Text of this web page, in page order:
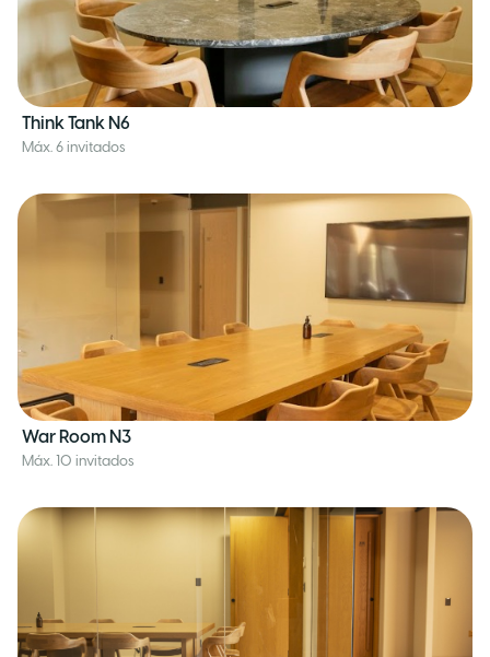
Think Tank N6
Máx. 6 invitados
War Room N3
Máx. 10 invitados